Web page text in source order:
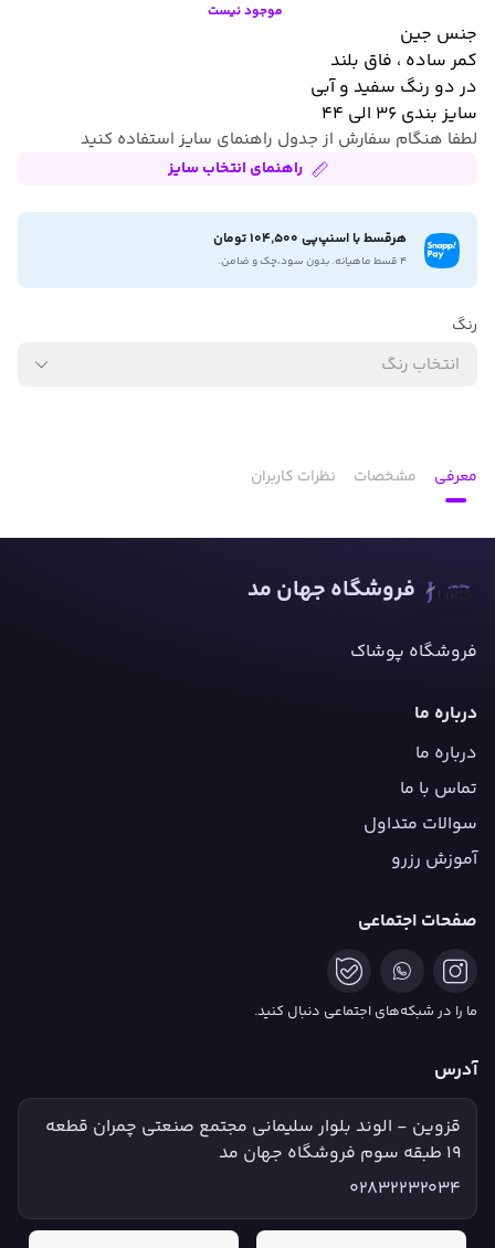
موجود نیست
جنس جین
کمر ساده ، فاق بلند
در دو رنگ سفید و آبی
سایز بندی ۳۶ الی ۴۴
لطفا هنگام سفارش از جدول راهنمای سایز استفاده کنید
راهنمای انتخاب سایز
هرقسط با اسنپ‌پی 104,500 تومان
۴ قسط ماهیانه. بدون سود،چک و ضامن.
رنگ
انتخاب رنگ
معرفی مشخصات نظرات کاربران
فروشگاه جهان مد
فروشگاه پوشاک
درباره ما
درباره ما
تماس با ما
سوالات متداول
آموزش رزرو
صفحات اجتماعی
ما را در شبکه‌های اجتماعی دنبال کنید.
آدرس
قزوین - الوند بلوار سلیمانی مجتمع صنعتی چمران قطعه
۱۹ طبقه سوم فروشگاه جهان مد
02832232034